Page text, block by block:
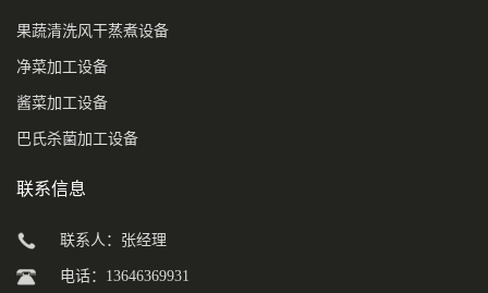
果蔬清洗风干蒸煮设备
净菜加工设备
酱菜加工设备
巴氏杀菌加工设备
联系信息
联系人：张经理
电话：13646369931